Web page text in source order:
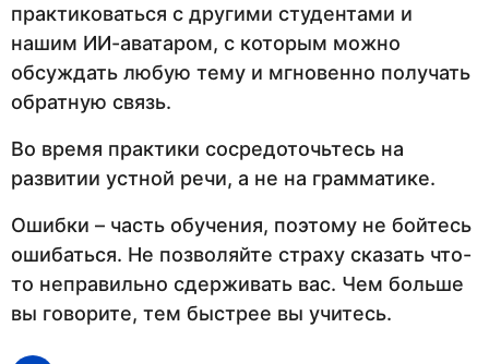
практиковаться с другими студентами и
нашим ИИ-аватаром, с которым можно
обсуждать любую тему и мгновенно получать
обратную связь.
Во время практики сосредоточьтесь на
развитии устной речи, а не на грамматике.
Ошибки – часть обучения, поэтому не бойтесь
ошибаться. Не позволяйте страху сказать что-
то неправильно сдерживать вас. Чем больше
вы говорите, тем быстрее вы учитесь.